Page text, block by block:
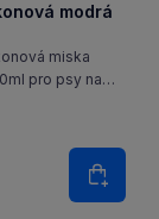
BIVOUAK
modrá
miska
se hodí při